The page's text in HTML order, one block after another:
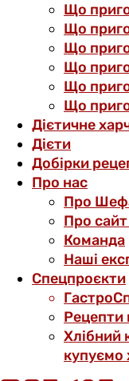
Що
Що
Що
Що
Що
Що
Дієтичне
Дієти
Добірки
Про нас
Про
Про
Команда
Наші
Спецпроєкти
Рецепти
Хлібний
купуємо